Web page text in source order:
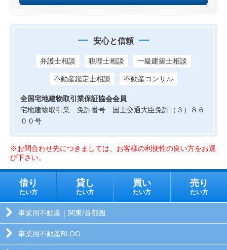
安心と信頼
弁護士相談 税理士相談 一級建築士相談
不動産鑑定士相談 不動産コンサル
全国宅地建物取引業保証協会会員
宅地建物取引業 免許番号 国土交通大臣免許（３）８６
００号
※お問合わせ先につきましては、お客様の利便性の良い方をお選
び下さい。
借り
たい方
貸し
たい方
買い
たい方
売り
たい方
事業用不動産｜関東/首都圏
事業用不動産BLOG